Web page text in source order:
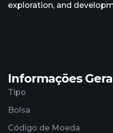
exploration, and
property that covers an
located in Manhattan,
Informações
Tipo
Bolsa
Código de Moeda